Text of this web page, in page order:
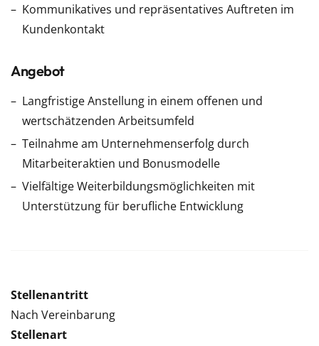
Kommunikatives und repräsentatives Auftreten im
Kundenkontakt
Angebot
Langfristige Anstellung in einem offenen und
wertschätzenden Arbeitsumfeld
Teilnahme am Unternehmenserfolg durch
Mitarbeiteraktien und Bonusmodelle
Vielfältige Weiterbildungsmöglichkeiten mit
Unterstützung für berufliche Entwicklung
Stellenantritt
Nach Vereinbarung
Stellenart